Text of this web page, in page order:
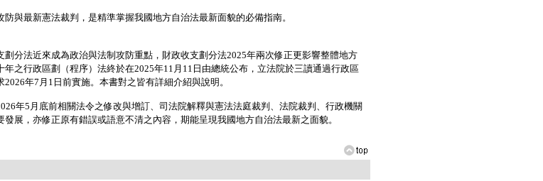
最新憲法裁判，是精準掌握我國地方自治法最新面貌的必備指南。
法近來成為政治與法制攻防重點，財政收支劃分法2025年兩次修正更影響整體地方
年之行政區劃（程序）法終於在2025年11月11日由總統公布，立法院於三讀通過行政區
年7月1日前實施。本書對之皆有詳細介紹與說明。
年5月底前相關法令之修改與增訂、司法院解釋與憲法法庭裁判、法院裁判、行政機關
發展，亦修正原有錯誤或語意不清之內容，期能呈現我國地方自治法最新之面貌。